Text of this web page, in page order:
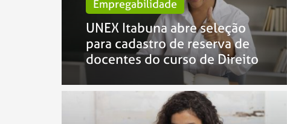
Empregabilidade
UNEX Itabuna abre seleção
para cadastro de reserva de
docentes do curso de Direito